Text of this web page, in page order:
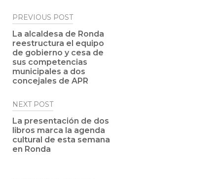
Post
navigation
PREVIOUS POST
La alcaldesa de Ronda
reestructura el equipo
de gobierno y cesa de
sus competencias
municipales a dos
concejales de APR
NEXT POST
La presentación de dos
libros marca la agenda
cultural de esta semana
en Ronda